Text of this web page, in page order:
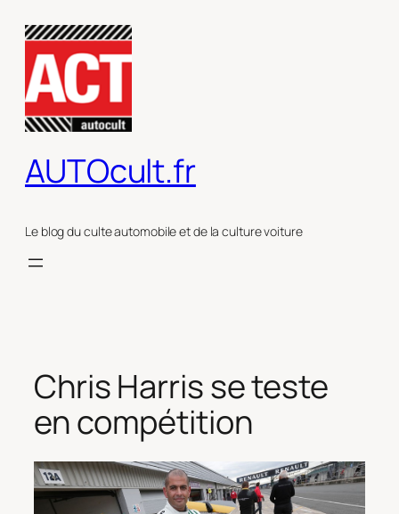
contenu
AUTOcult.fr
Le blog du culte automobile et de la culture voiture
Chris Harris se teste
en compétition